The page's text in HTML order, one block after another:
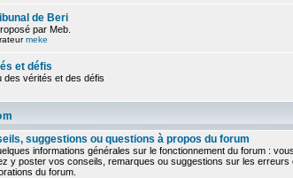
de Beri
par Meb.
meke
et défis
des vérités et des défis
suggestions ou questions à propos du forum
informations générales sur le fonctionnement du forum : vous
y poster vos conseils, remarques ou suggestions sur les erreurs
du forum.